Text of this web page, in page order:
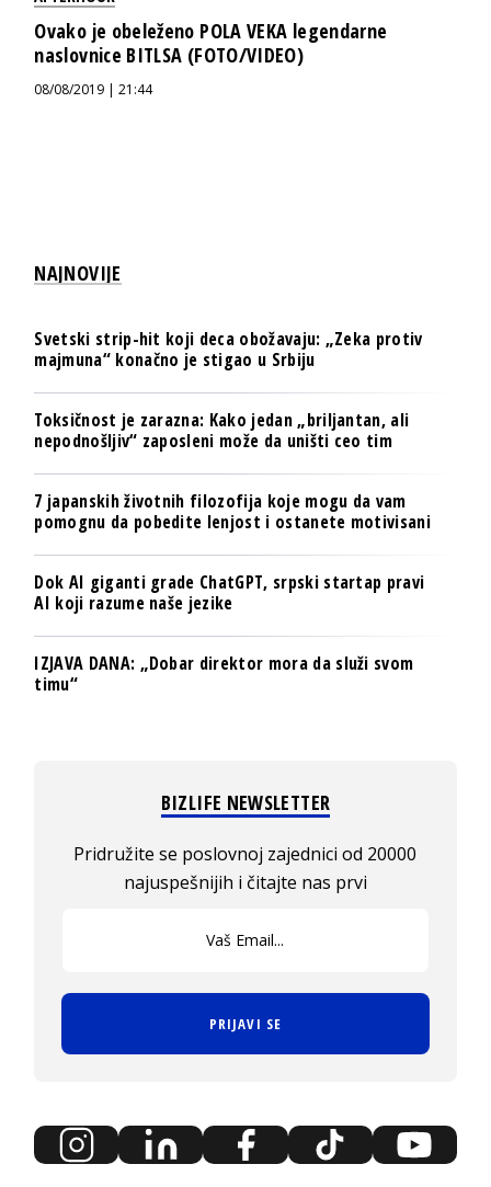
Ovako je obeleženo POLA VEKA legendarne
naslovnice BITLSA (FOTO/VIDEO)
08/08/2019 | 21:44
NAJNOVIJE
Svetski strip-hit koji deca obožavaju: „Zeka protiv
majmuna“ konačno je stigao u Srbiju
Toksičnost je zarazna: Kako jedan „briljantan, ali
nepodnošljiv“ zaposleni može da uništi ceo tim
7 japanskih životnih filozofija koje mogu da vam
pomognu da pobedite lenjost i ostanete motivisani
Dok AI giganti grade ChatGPT, srpski startap pravi
AI koji razume naše jezike
IZJAVA DANA: „Dobar direktor mora da služi svom
timu“
BIZLIFE NEWSLETTER
Pridružite se poslovnoj zajednici od 20000
najuspešnijih i čitajte nas prvi
PRIJAVI SE